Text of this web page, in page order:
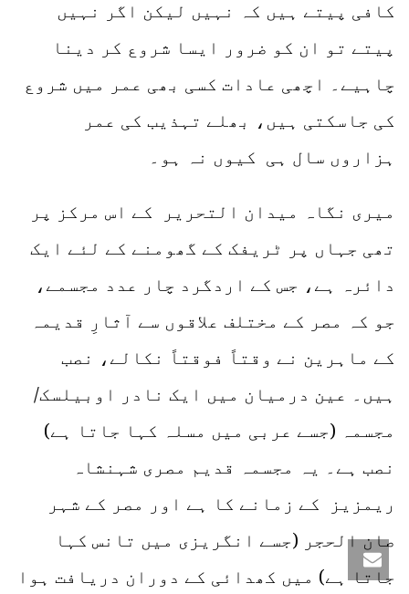
کافی پیتے ہیں کہ نہیں لیکن اگر نہیں
پیتے تو ان کو ضرور ایسا شروع کر دینا
چاہیے۔ اچھی عادات کسی بھی عمر میں شروع
کی جاسکتی ہیں، بھلے تہذیب کی عمر
ہزاروں سال ہی کیوں نہ ہو۔
میری نگاہ میدان التحریر کے اس مرکز پر
تھی جہاں پر ٹریفک کے گھومنے کے لئے ایک
دائرہ ہے، جس کے اردگرد چار عدد مجسمے،
جو کہ مصر کے مختلف علاقوں سے آثارِ قدیمہ
کے ماہرین نے وقتاً فوقتاً نکالے، نصب
ہیں۔ عین درمیان میں ایک نادر اوبیلسک/
مجسمہ (جسے عربی میں مسلہ کہا جاتا ہے)
نصب ہے۔ یہ مجسمہ قدیم مصری شہنشاہ
ریمزیز کے زمانے کا ہے اور مصر کے شہر
صان الحجر (جسے انگریزی میں تانس کہا
جاتا ہے) میں کھدائی کے دوران دریافت ہوا